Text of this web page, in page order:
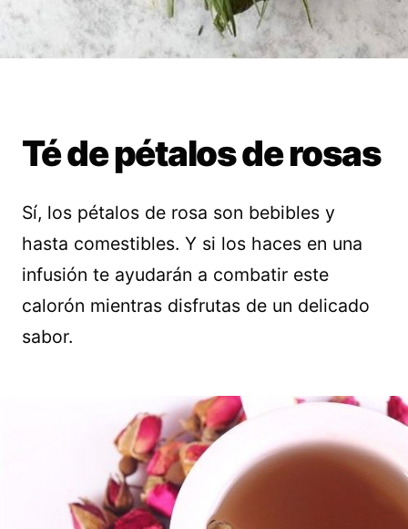
Té de pétalos de rosas
Sí, los pétalos de rosa son bebibles y
hasta comestibles. Y si los haces en una
infusión te ayudarán a combatir este
calorón mientras disfrutas de un delicado
sabor.